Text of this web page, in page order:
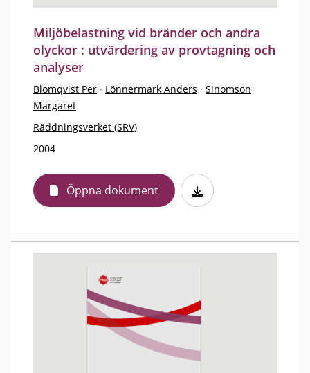
Miljöbelastning vid bränder och andra
olyckor : utvärdering av provtagning och
analyser
Blomqvist Per · Lönnermark Anders · Sinomson
Margaret
Räddningsverket (SRV)
2004
Öppna dokument